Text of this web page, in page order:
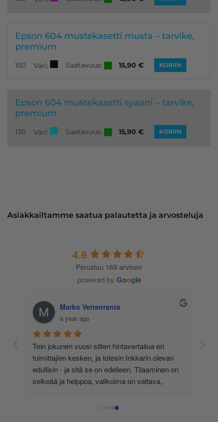
Epson 604 mustekasetti musta – tarvike,
premium
150 Väri: Saatavuus: 15,90 € KORIIN
Epson 604 mustekasetti syaani – tarvike,
premium
130 Väri: Saatavuus: 15,90 € KORIIN
Asiakkailtamme saatua palautetta ja arvosteluja
4.6
Perustuu 169 arvioon
powered by Google
Marko Vettenranta
a year ago
Tein jokunen vuosi sitten hintavertailua eri
toimittajien kesken, ja totesin Inkkarin olevan
edullisin - ja sitä se on edelleen. Tilaaminen on
selkeää ja helppoa, valikoima on valtava,
asiakaspalvelu todella ripeää (s-postin kautta) ja